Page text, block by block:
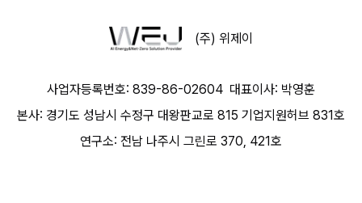
(주) 위제이
사업자등록번호: 839-86-02604 대표이사: 박영훈
본사: 경기도 성남시 수정구 대왕판교로 815 기업지원허브 831호
연구소: 전남 나주시 그린로 370, 421호